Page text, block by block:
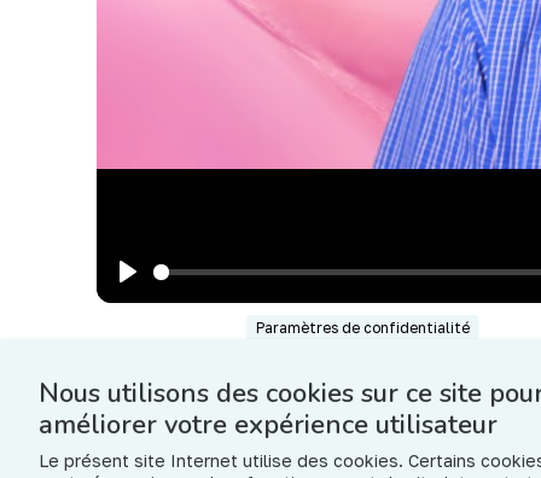
Play
Paramètres de confidentialité
Nous utilisons des cookies sur ce site
améliorer votre expérience utilisateur
Le présent site Internet utilise des cookies. Certains